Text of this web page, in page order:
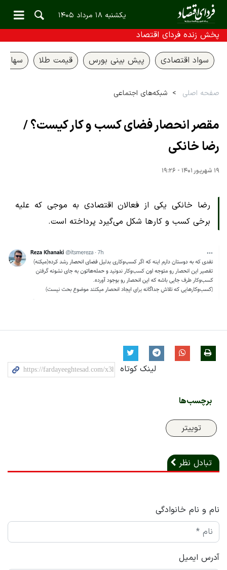
یکشنبه ۱۸ مرداد ۱۴۰۵
پخش زنده فردای اقتصاد
سواد اقتصادی پیش بینی بورس قیمت طلا سهام
صفحه اصلی شبکه‌های اجتماعی
مقصر انحصار فضای کسب و کار کیست؟ /
رضا خانکی
۱۹ شهریور ۱۴۰۱ - ۱۹:۲۶
رضا خانکی یکی از فعالان اقتصادی به موجی که علیه
برخی کسب و کارها شکل می‌گیرد پرداخته است.
لینک کوتاه
برچسب‌ها
توییتر
تبادل نظر
نام و نام خانوادگی
آدرس ایمیل